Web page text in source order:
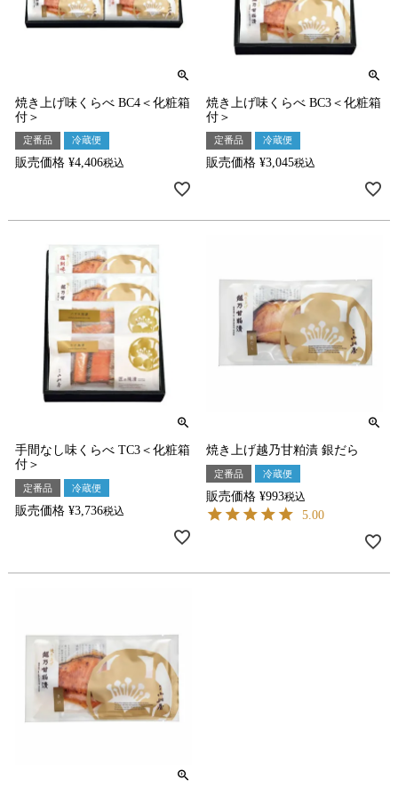
焼き上げ味くらべ BC4＜化粧箱
付＞
定番品 冷蔵便
販売価格 ¥4,406税込
焼き上げ味くらべ BC3＜化粧箱
付＞
定番品 冷蔵便
販売価格 ¥3,045税込
手間なし味くらべ TC3＜化粧箱
付＞
定番品 冷蔵便
販売価格 ¥3,736税込
焼き上げ越乃甘粕漬 銀だら
定番品 冷蔵便
販売価格 ¥993税込
5.00